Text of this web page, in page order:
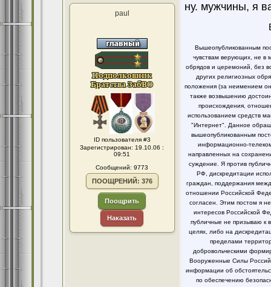
paul
ID пользователя #3
Зарегистрирован: 19.10.06 :
09:51
Сообщений: 9773
ПООЩРЕНИЙ: 376
Поощрить
Наказать
ну. мужчины, я
Вышеопубликованным
чувствам верующих, не в
обрядов и церемоний, без
других религиозных
положения (за неимением
также возвышению
происхождения,
использованием средств
"Интернет". Данное
вышеопубликованным
информационно-
направленных на
суждение. Я против
РФ, дискредитации
граждан, поддержания
отношении Российской
согласен. Этим постом я
интересов Российской
публичные не призываю к
целях, либо на
пределами
добровольческими
Вооруженные Силы
информации об
по обеспечению